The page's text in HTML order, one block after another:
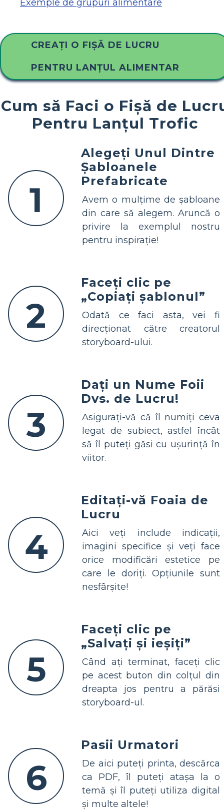
Exemple de grupuri alimentare
CREAȚI O FIȘĂ DE LUCRU
PENTRU LANȚUL ALIMENTAR
Cum să Faci o Fișă de
Pentru Lanțul Trofic
1
Alegeți Unul Dintre
Șabloanele
Prefabricate
Avem o mulțime de șabloane
din care să alegem. Aruncă o
privire la exemplul nostru
pentru inspirație!
2
Faceți clic pe
„Copiați șablonul”
Odată ce faci asta, vei fi
direcționat către creatorul
storyboard-ului.
3
Dați un Nume Foii
Dvs. de Lucru!
Asigurați-vă că îl numiți ceva
legat de subiect, astfel încât
să îl puteți găsi cu ușurință în
viitor.
4
Editați-vă Foaia de
Lucru
Aici veți include indicații,
imagini specifice și veți face
orice modificări estetice pe
care le doriți. Opțiunile sunt
nesfârșite!
5
Faceți clic pe
„Salvați și ieșiți”
Când ați terminat, faceți clic
pe acest buton din colțul din
dreapta jos pentru a părăsi
storyboard-ul.
6
Pasii Urmatori
De aici puteți printa, descărca
ca PDF, îl puteți atașa la o
temă și îl puteți utiliza digital
și multe altele!